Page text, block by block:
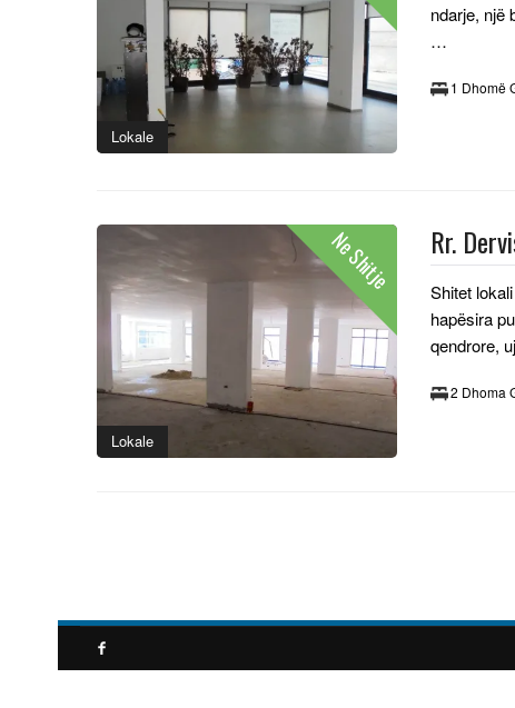
Lokale
ndarje, një
…
1 Dhomë
Lokale
Ne Shitje Rr.
Shitet
hapësira
qendrore,
2 Dhoma